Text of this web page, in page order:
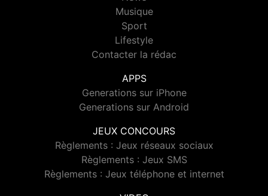
Musique
Sport
Lifestyle
Contacter la rédac
APPS
Generations sur iPhone
Generations sur Android
JEUX CONCOURS
Règlements : Jeux réseaux sociaux
Règlements : Jeux SMS
Règlements : Jeux téléphone et internet